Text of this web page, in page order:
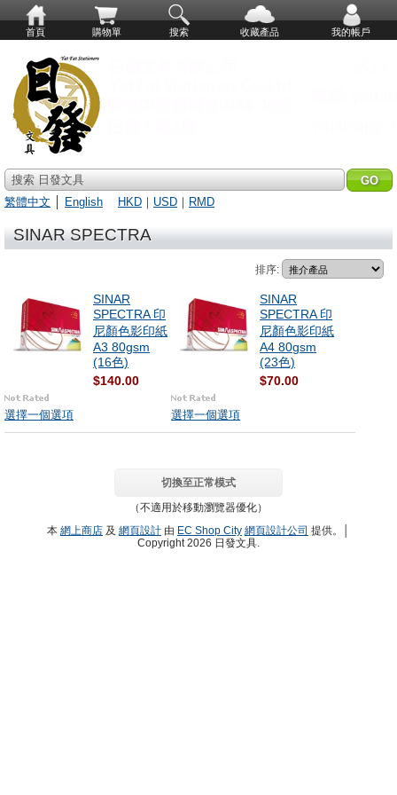
首頁 購物單 搜索 收藏產品 我的帳戶
搜索 日發文具
繁體中文
English HKD ｜ USD ｜ RMD
SINAR SPECTRA
排序:
SINAR
SPECTRA 印
尼顏色影印紙
A3 80gsm
(16色)
$140.00
選擇一個選項
SINAR
SPECTRA 印
尼顏色影印紙
A4 80gsm
(23色)
$70.00
選擇一個選項
切換至正常模式
（不適用於移動瀏覽器優化）
本 網上商店 及 網頁設計 由 EC Shop City 網頁設計公司 提供。│
Copyright 2026 日發文具.